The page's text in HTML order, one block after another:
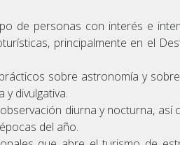
de personas con interés e
principalmente en el
sobre astronomía y
y divulgativa.
diurna y nocturna, así
del año.